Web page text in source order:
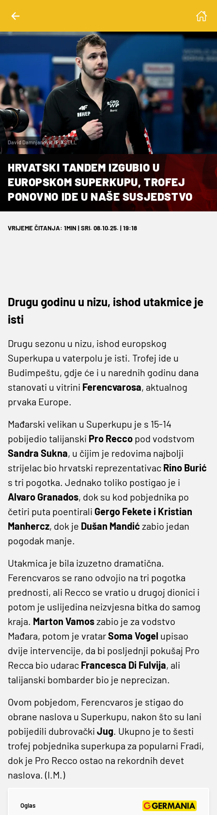
David Damnjanovic/PIXSELL
HRVATSKI TANDEM IZGUBIO U
EUROPSKOM SUPERKUPU, TROFEJ
PONOVNO IDE U NAŠE SUSJEDSTVO
VRIJEME ČITANJA: 1MIN | SRI. 08.10.25. | 19:18
Drugu godinu u nizu, ishod utakmice je
isti
Drugu sezonu u nizu, ishod europskog
Superkupa u vaterpolu je isti. Trofej ide u
Budimpeštu, gdje će i u narednih godinu dana
stanovati u vitrini Ferencvarosa, aktualnog
prvaka Europe.
Mađarski velikan u Superkupu je s 15-14
pobijedio talijanski Pro Recco pod vodstvom
Sandra Sukna, u čijim je redovima najbolji
strijelac bio hrvatski reprezentativac Rino Burić
s tri pogotka. Jednako toliko postigao je i
Alvaro Granados, dok su kod pobjednika po
četiri puta poentirali Gergo Fekete i Kristian
Manhercz, dok je Dušan Mandić zabio jedan
pogodak manje.
Utakmica je bila izuzetno dramatična.
Ferencvaros se rano odvojio na tri pogotka
prednosti, ali Recco se vratio u drugoj dionici i
potom je uslijedina neizvjesna bitka do samog
kraja. Marton Vamoszabio je za vodstvo
Mađara, potom je vratarSoma Vogel upisao
dvije intervencije, da bi posljednji pokušaj Pro
Recca bio udarac Francesca Di Fulvija, ali
talijanski bombarder bio je neprecizan.
Ovom pobjedom, Ferencvaros je stigao do
obrane naslova u Superkupu, nakon što su lani
pobijedili dubrovački Jug. Ukupno je to šesti
trofej pobjednika superkupa za popularni Fradi,
dok je Pro Recco ostao na rekordnih devet
naslova. (I.M.)
Oglas